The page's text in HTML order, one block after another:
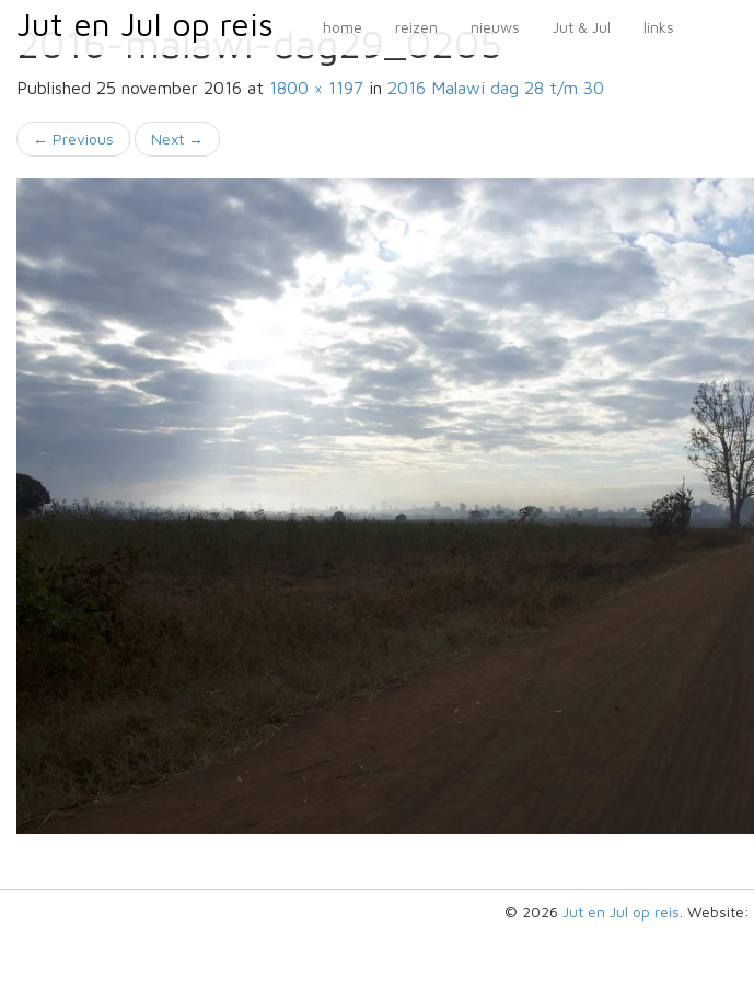
Jut en Jul op reis
Primary
Menu
content
Jut en Jul op reis
home reizen nieuws Jut & Jul links
2016-malawi-dag29_0205
Published 25 november 2016 at 1800 × 1197 in 2016 Malawi dag 28 t/m 30
← Previous Next →
© 2026 Jut en Jul op reis . Website: